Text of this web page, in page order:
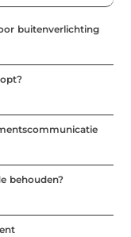
buitenverlichting
behouden?